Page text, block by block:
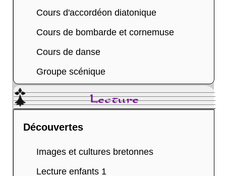
Cours d'accordéon diatonique
Cours de bombarde et cornemuse
Cours de danse
Groupe scénique
Lecture
Découvertes
Images et cultures bretonnes
Lecture enfants 1